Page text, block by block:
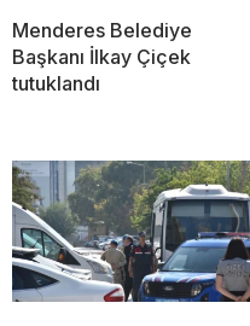
Menderes Belediye
Başkanı İlkay Çiçek
tutuklandı